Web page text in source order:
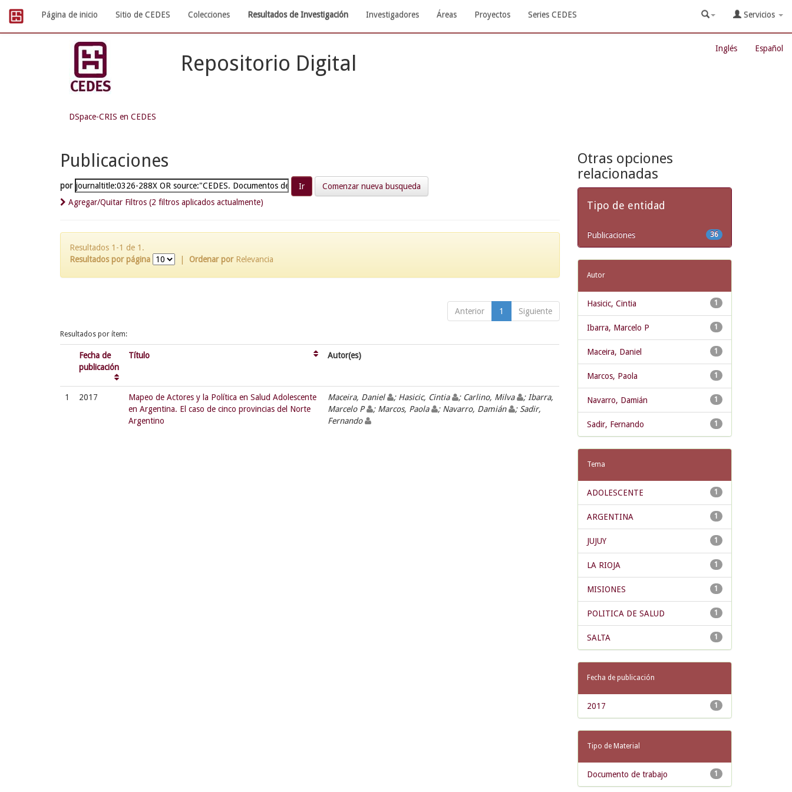
navigation
Página de inicio Sitio de CEDES Colecciones Resultados de Investigación Investigadores Áreas Proyectos Series CEDES Servicios
Inglés Español
Repositorio Digital
DSpace-CRIS en CEDES
Publicaciones
por
Comenzar nueva busqueda
Agregar/Quitar Filtros (2 filtros aplicados actualmente)
Resultados 1-1 de 1.
Resultados por página
Ordenar por Relevancia
Anterior 1 Siguiente
Resultados por ítem:
Fecha de
publicación
Título Autor(es)
1 2017
Mapeo de Actores y la Política en Salud Adolescente
en Argentina. El caso de cinco provincias del Norte
Argentino
Maceira, Daniel ; Hasicic, Cintia ; Carlino, Milva
; Ibarra,
Marcelo P
; Marcos, Paola ; Navarro, Damián
; Sadir,
Fernando
Otras opciones
relacionadas
Tipo de entidad
36
Publicaciones
Autor
1
Hasicic, Cintia
1
Ibarra, Marcelo P
1
Maceira, Daniel
1
Marcos, Paola
1
Navarro, Damián
1
Sadir, Fernando
Tema
1
ADOLESCENTE
1
ARGENTINA
1
JUJUY
1
LA RIOJA
1
MISIONES
1
POLITICA DE SALUD
1
SALTA
Fecha de publicación
1
2017
Tipo de Material
1
Documento de trabajo